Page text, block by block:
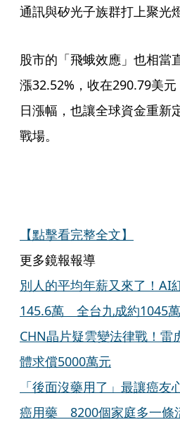
通訊與矽光子族群打上聚光燈
股市的「飛蛾效應」也相當
漲32.52%，收在290.79美
日漲幅，也讓全球資金重新
戰場。
【點擊看完整全文】
更多鏡報報導
別人的平均年薪又來了！AI
145.6萬 全台九成約1045
CHN晶片疑雲變法律戰！
體求償5000萬元
「後面沒藥用了」最讓癌
癌用藥 8200個家庭多一條